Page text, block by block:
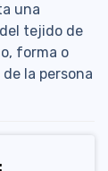
una
tejido de
forma o
la persona